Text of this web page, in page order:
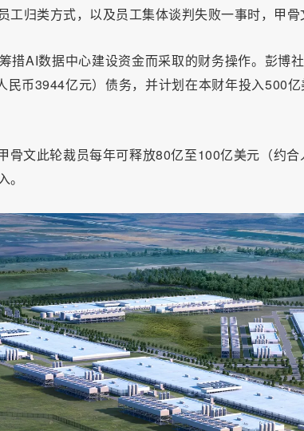
工归类方式，以及员工集体谈判失败一事时，甲骨
措AI数据中心建设资金而采取的财务操作。彭博
民币3944亿元）债务，并计划在本财年投入500
骨文此轮裁员每年可释放80亿至100亿美元（约